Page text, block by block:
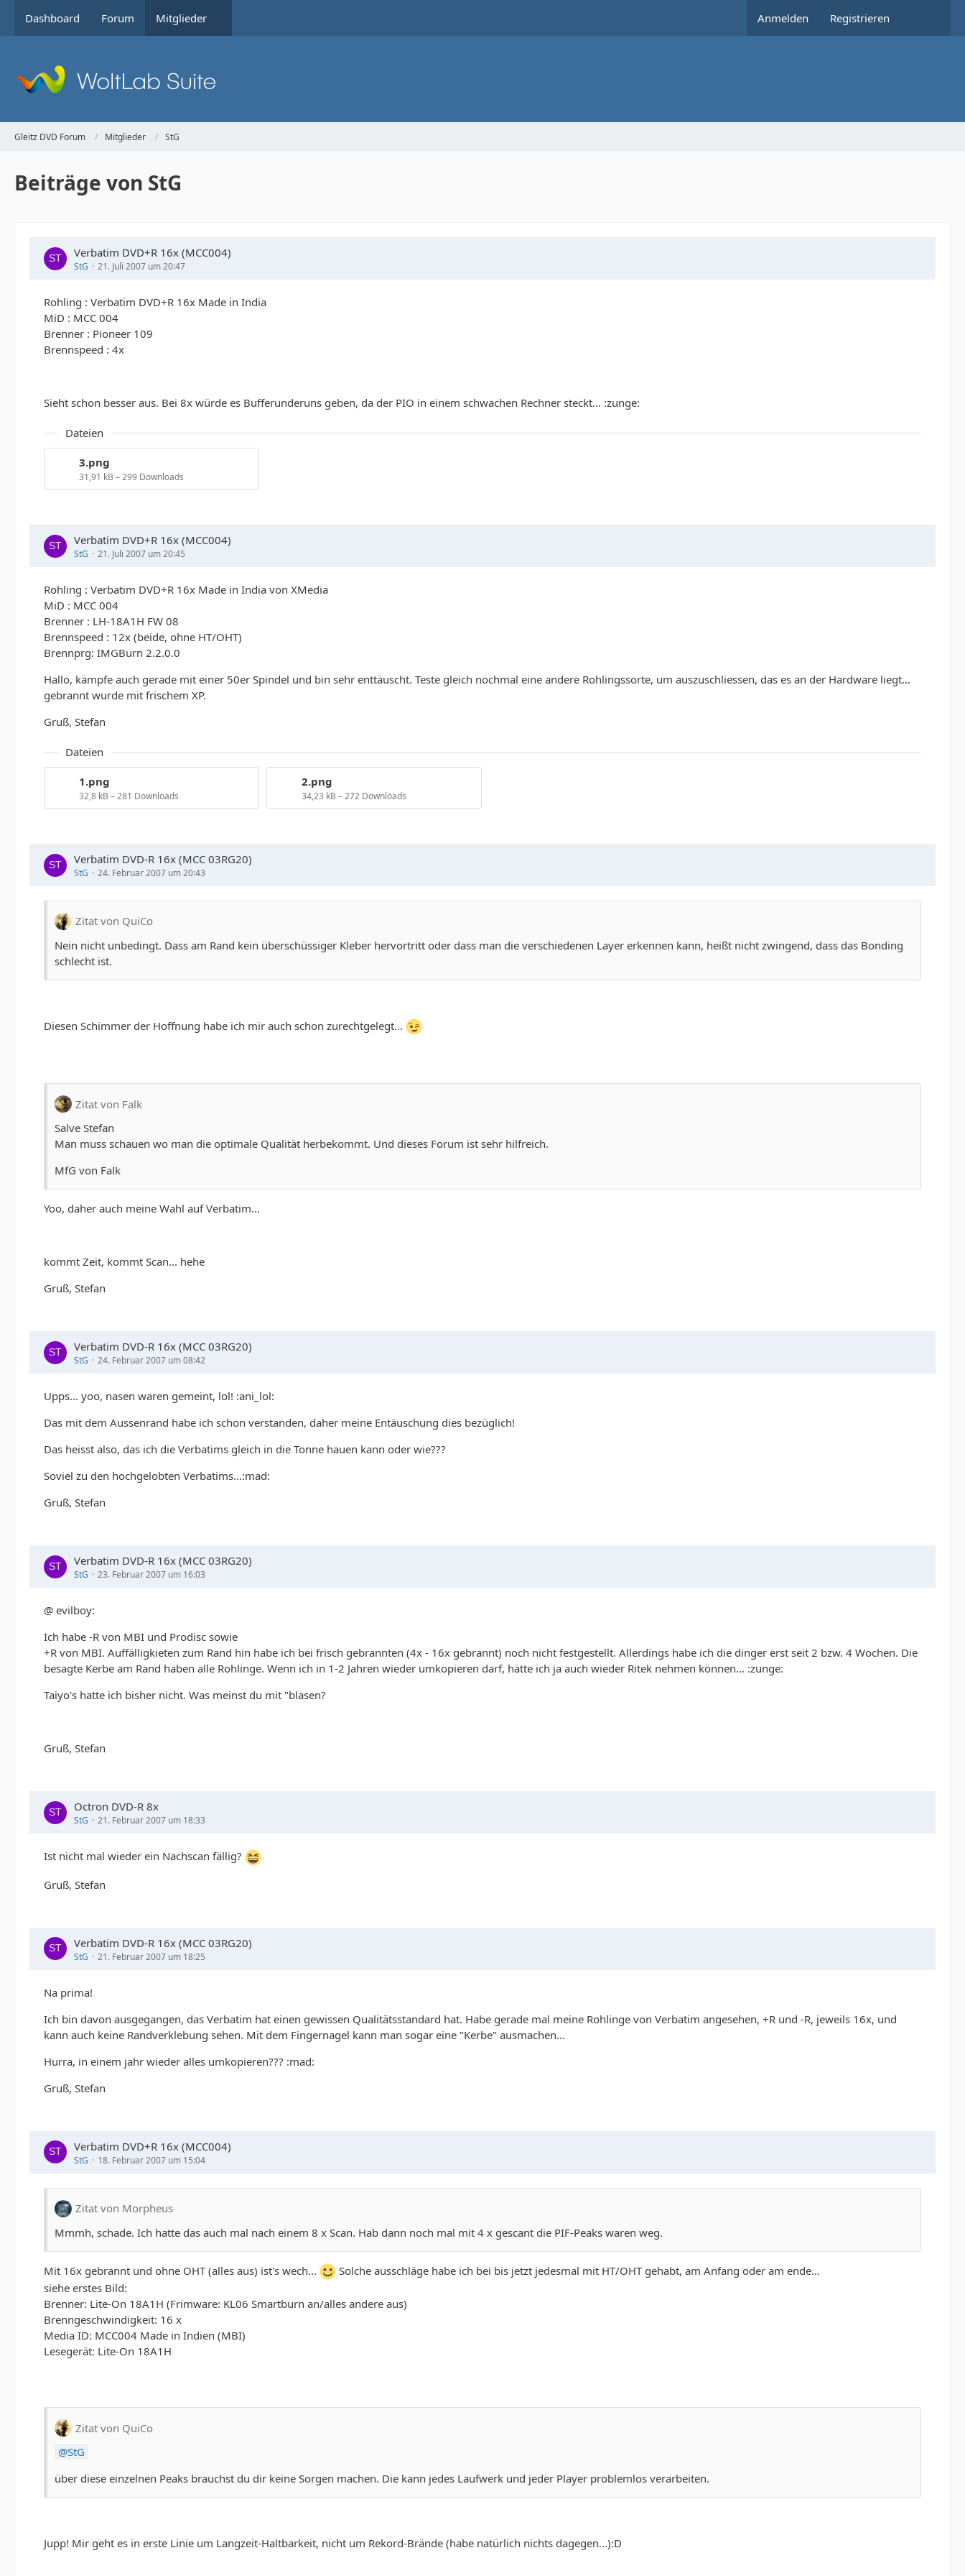
Dashboard Forum Mitglieder Anmelden Registrieren
Gleitz DVD Forum Mitglieder StG
Beiträge von StG
Verbatim DVD+R 16x (MCC004)
StG 21. Juli 2007 um 20:47
Rohling : Verbatim DVD+R 16x Made in India
MiD : MCC 004
Brenner : Pioneer 109
Brennspeed : 4x
Sieht schon besser aus. Bei 8x würde es Bufferunderuns geben, da der PIO in einem schwachen Rechner steckt... :zunge:
Dateien
3.png
31,91 kB – 299 Downloads
Verbatim DVD+R 16x (MCC004)
StG 21. Juli 2007 um 20:45
Rohling : Verbatim DVD+R 16x Made in India von XMedia
MiD : MCC 004
Brenner : LH-18A1H FW 08
Brennspeed : 12x (beide, ohne HT/OHT)
Brennprg: IMGBurn 2.2.0.0
Hallo, kämpfe auch gerade mit einer 50er Spindel und bin sehr enttäuscht. Teste gleich nochmal eine andere Rohlingssorte, um auszuschliessen, das es an der Hardware liegt...
gebrannt wurde mit frischem XP.
Gruß, Stefan
Dateien
1.png
32,8 kB – 281 Downloads
2.png
34,23 kB – 272 Downloads
Verbatim DVD-R 16x (MCC 03RG20)
StG 24. Februar 2007 um 20:43
Zitat von QuiCo
Nein nicht unbedingt. Dass am Rand kein überschüssiger Kleber hervortritt oder dass man die verschiedenen Layer erkennen kann, heißt nicht zwingend, dass das Bonding
schlecht ist.
Diesen Schimmer der Hoffnung habe ich mir auch schon zurechtgelegt...
Zitat von Falk
Salve Stefan
Man muss schauen wo man die optimale Qualität herbekommt. Und dieses Forum ist sehr hilfreich.
MfG von Falk
Yoo, daher auch meine Wahl auf Verbatim...
kommt Zeit, kommt Scan... hehe
Gruß, Stefan
Verbatim DVD-R 16x (MCC 03RG20)
StG 24. Februar 2007 um 08:42
Upps... yoo, nasen waren gemeint, lol! :ani_lol:
Das mit dem Aussenrand habe ich schon verstanden, daher meine Entäuschung dies bezüglich!
Das heisst also, das ich die Verbatims gleich in die Tonne hauen kann oder wie???
Soviel zu den hochgelobten Verbatims...:mad:
Gruß, Stefan
Verbatim DVD-R 16x (MCC 03RG20)
StG 23. Februar 2007 um 16:03
@ evilboy:
Ich habe -R von MBI und Prodisc sowie
+R von MBI. Auffälligkieten zum Rand hin habe ich bei frisch gebrannten (4x - 16x gebrannt) noch nicht festgestellt. Allerdings habe ich die dinger erst seit 2 bzw. 4 Wochen. Die
besagte Kerbe am Rand haben alle Rohlinge. Wenn ich in 1-2 Jahren wieder umkopieren darf, hätte ich ja auch wieder Ritek nehmen können... :zunge:
Taiyo's hatte ich bisher nicht. Was meinst du mit "blasen?
Gruß, Stefan
Octron DVD-R 8x
StG 21. Februar 2007 um 18:33
Ist nicht mal wieder ein Nachscan fällig?
Gruß, Stefan
Verbatim DVD-R 16x (MCC 03RG20)
StG 21. Februar 2007 um 18:25
Na prima!
Ich bin davon ausgegangen, das Verbatim hat einen gewissen Qualitätsstandard hat. Habe gerade mal meine Rohlinge von Verbatim angesehen, +R und -R, jeweils 16x, und
kann auch keine Randverklebung sehen. Mit dem Fingernagel kann man sogar eine "Kerbe" ausmachen...
Hurra, in einem jahr wieder alles umkopieren??? :mad:
Gruß, Stefan
Verbatim DVD+R 16x (MCC004)
StG 18. Februar 2007 um 15:04
Zitat von Morpheus
Mmmh, schade. Ich hatte das auch mal nach einem 8 x Scan. Hab dann noch mal mit 4 x gescant die PIF-Peaks waren weg.
Mit 16x gebrannt und ohne OHT (alles aus) ist's wech...
Solche ausschläge habe ich bei bis jetzt jedesmal mit HT/OHT gehabt, am Anfang oder am ende...
siehe erstes Bild:
Brenner: Lite-On 18A1H (Frimware: KL06 Smartburn an/alles andere aus)
Brenngeschwindigkeit: 16 x
Media ID: MCC004 Made in Indien (MBI)
Lesegerät: Lite-On 18A1H
Zitat von QuiCo
StG
über diese einzelnen Peaks brauchst du dir keine Sorgen machen. Die kann jedes Laufwerk und jeder Player problemlos verarbeiten.
Jupp! Mir geht es in erste Linie um Langzeit-Haltbarkeit, nicht um Rekord-Brände (habe natürlich nichts dagegen...):D